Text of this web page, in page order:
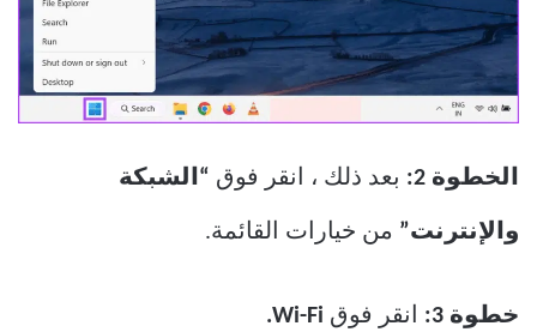
الخطوة 2: بعد ذلك ، انقر فوق “الشبكة
والإنترنت” من خيارات القائمة.
خطوة 3: انقر فوق Wi-Fi.